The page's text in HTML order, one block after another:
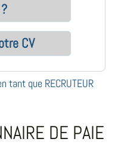
CV
tant que RECRUTEUR
DE PAIE